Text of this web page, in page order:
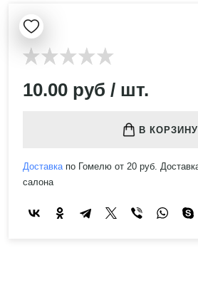
10.00 руб / шт.
В КОРЗИНУ
Доставкапо Гомелю от 20 руб.
салона